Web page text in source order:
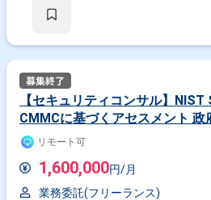
【セキュリティコンサル】
CMMCに基づくアセスメント 政
キュリティ規程改訂の求人・案件
リモート可
1,600,000円/月
業務委託(フリーランス)